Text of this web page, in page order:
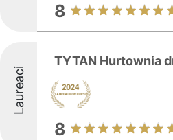
8
Laureaci
TYTAN Hurtownia
8